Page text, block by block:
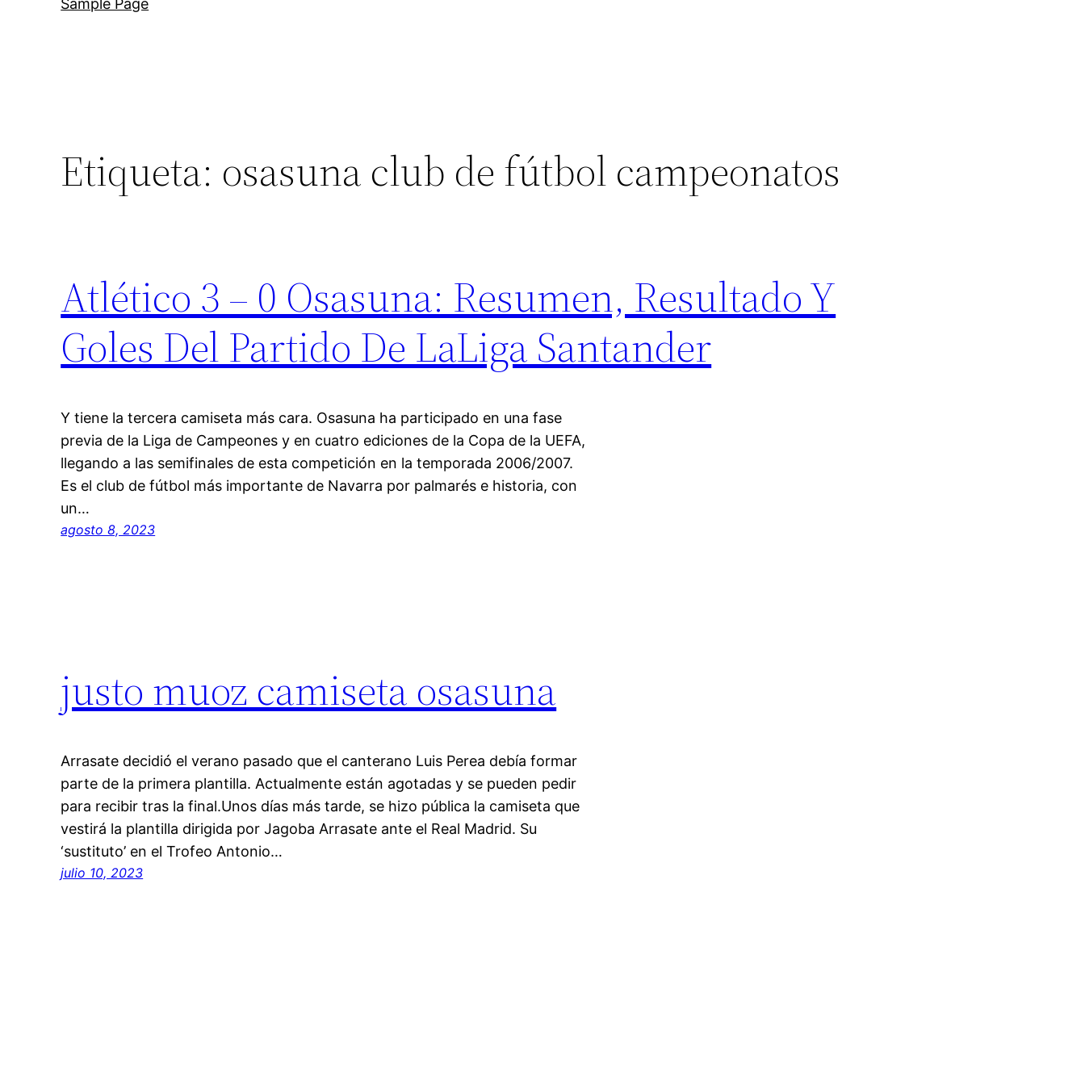
Sample Page
Etiqueta: osasuna club de fútbol campeonatos
Atlético 3 – 0 Osasuna: Resumen, Resultado Y
Goles Del Partido De LaLiga Santander
Y tiene la tercera camiseta más cara. Osasuna ha participado en una fase
previa de la Liga de Campeones y en cuatro ediciones de la Copa de la UEFA,
llegando a las semifinales de esta competición en la temporada 2006/2007.
Es el club de fútbol más importante de Navarra por palmarés e historia, con
un…
agosto 8, 2023
justo muoz camiseta osasuna
Arrasate decidió el verano pasado que el canterano Luis Perea debía formar
parte de la primera plantilla. Actualmente están agotadas y se pueden pedir
para recibir tras la final.Unos días más tarde, se hizo pública la camiseta que
vestirá la plantilla dirigida por Jagoba Arrasate ante el Real Madrid. Su
‘sustituto’ en el Trofeo Antonio…
julio 10, 2023